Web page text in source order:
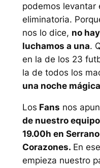
podemos levantar
eliminatoria.
nos lo dice, no
luchamos a una.
en la de los 23
la de todos los
una noche
Los Fans nos
de nuestro
19.00h en
Corazones. En
empieza nuestro